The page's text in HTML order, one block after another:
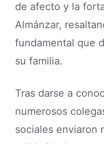
de afecto y la
Almánzar,
fundamental que
su familia.
Tras darse a
numerosos
sociales enviaron